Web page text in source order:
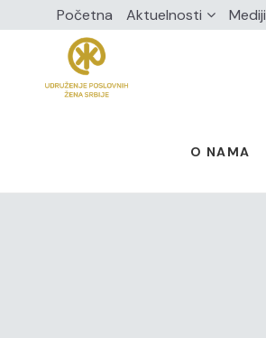
Početna Aktuelnosti Mediji
O NAMA